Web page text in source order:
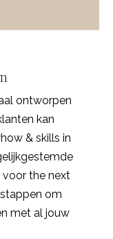
ontworpen
kan
& skills in
voor the next
om
met al jouw